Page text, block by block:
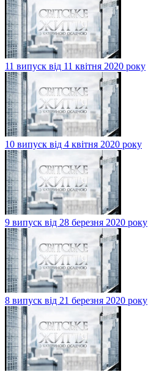
11 випуск від 11 квітня 2020 року
10 випуск від 4 квітня 2020 року
9 випуск від 28 березня 2020 року
8 випуск від 21 березня 2020 року